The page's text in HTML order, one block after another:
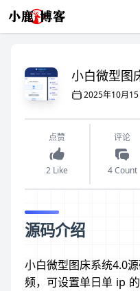
小白微型图
2025年10月15
点赞
2 Like
评论
4 Count
源码介绍
小白微型图床系统4.0
频，可设置单日单 ip